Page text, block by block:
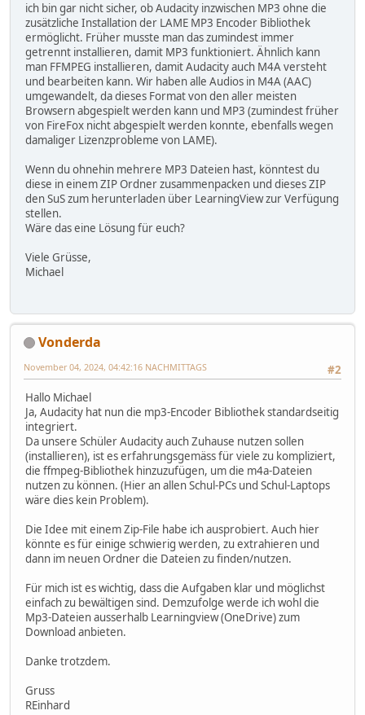
ich bin gar nicht sicher, ob Audacity inzwischen MP3 ohne die
zusätzliche Installation der LAME MP3 Encoder Bibliothek
ermöglicht. Früher musste man das zumindest immer
getrennt installieren, damit MP3 funktioniert. Ähnlich kann
man FFMPEG installieren, damit Audacity auch M4A versteht
und bearbeiten kann. Wir haben alle Audios in M4A (AAC)
umgewandelt, da dieses Format von den aller meisten
Browsern abgespielt werden kann und MP3 (zumindest früher
von FireFox nicht abgespielt werden konnte, ebenfalls wegen
damaliger Lizenzprobleme von LAME).
Wenn du ohnehin mehrere MP3 Dateien hast, könntest du
diese in einem ZIP Ordner zusammenpacken und dieses ZIP
den SuS zum herunterladen über LearningView zur Verfügung
stellen.
Wäre das eine Lösung für euch?
Viele Grüsse,
Michael
Vonderda
#2
November 04, 2024, 04:42:16 NACHMITTAGS
Hallo Michael
Ja, Audacity hat nun die mp3-Encoder Bibliothek standardseitig
integriert.
Da unsere Schüler Audacity auch Zuhause nutzen sollen
(installieren), ist es erfahrungsgemäss für viele zu kompliziert,
die ffmpeg-Bibliothek hinzuzufügen, um die m4a-Dateien
nutzen zu können. (Hier an allen Schul-PCs und Schul-Laptops
wäre dies kein Problem).
Die Idee mit einem Zip-File habe ich ausprobiert. Auch hier
könnte es für einige schwierig werden, zu extrahieren und
dann im neuen Ordner die Dateien zu finden/nutzen.
Für mich ist es wichtig, dass die Aufgaben klar und möglichst
einfach zu bewältigen sind. Demzufolge werde ich wohl die
Mp3-Dateien ausserhalb Learningview (OneDrive) zum
Download anbieten.
Danke trotzdem.
Gruss
REinhard